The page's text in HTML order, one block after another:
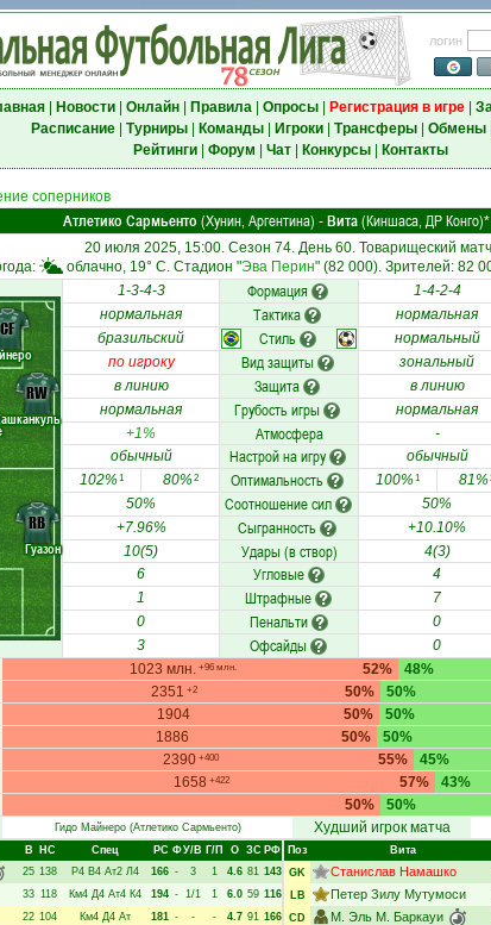
логин
| Новости| Онлайн| Правила| Опросы| Регистрация в игре|
Расписание| Турниры| Команды| Игроки| Трансферы| Обмены|
Рейтинги| Форум Чат| Конкурсы| Контакты
соперников
Атлетико Сармьенто (Хунин, Аргентина) - Вита(Киншаса, ДР Конго)*
20 июля 2025, 15:00. Сезон 74. День 60. Товарищеский
облачно, 19° C. Стадион "Эва Перин" (82 000). Зрителей: 82
Гуазон
RB
RW
CF
1-3-4-3 Формация 1-4-2-4
нормальная Тактика
нормальная
бразильский
Стиль
нормальный
по игроку
Вид защиты
зональный
в линию
Защита
в линию
нормальная
Грубость игры
нормальная
+1%
Атмосфера
-
обычный
Настрой на игру
обычный
102%1 80%2 Оптимальность 100%1 81%
50% Соотношение сил
50%
+7.96%
Сыгранность
+10.10%
10(5)
Удары (в створ)
4(3)
6
Угловые
4
1
Штрафные
7
0
Пенальти
0
3
Офсайды
0
1023 млн. +96 млн. 52%
48%
2351 +2 50%
50%
1904 50%
50%
1886 50%
50%
2390 +400 55%
45%
1658 +422 57%
43%
50%
50%
Гидо Майнеро(Атлетико Сармьенто) Худший игрок матча
В НC Спец РC ФУ/В Г/П О ЗС РФ
25 138 Р4 В4 Ат2 Л4 166 - 3 1 4.6 81 143
33 118 Км4 Д4 Ат4 К4 194 - 1/1 1 6.0 59 116
22 104 Км4 Д4 Ат 181 - - - 4.7 91 166
Поз Вита
GK
Станислав Намашко
LB
Петер Зилу Мутумоси
CD
М. Эль М. Баркауи